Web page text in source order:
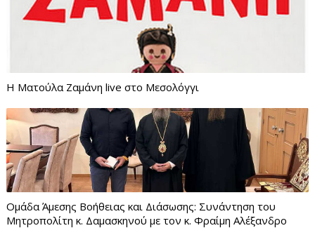
Η Ματούλα Ζαμάνη live στο Μεσολόγγι
Ομάδα Άμεσης Βοήθειας και Διάσωσης: Συνάντηση του
Μητροπολίτη κ. Δαμασκηνού με τον κ. Φραίμη Αλέξανδρο